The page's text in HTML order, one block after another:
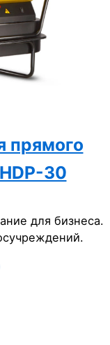
прямого
30
для бизнеса.